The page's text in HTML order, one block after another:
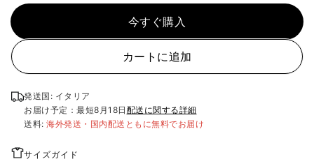
今すぐ購入
カートに追加
発送国: イタリア
お届け予定：最短8月18日 配送に関する詳細
送料: 海外発送・国内配送ともに無料でお届け
サイズガイド